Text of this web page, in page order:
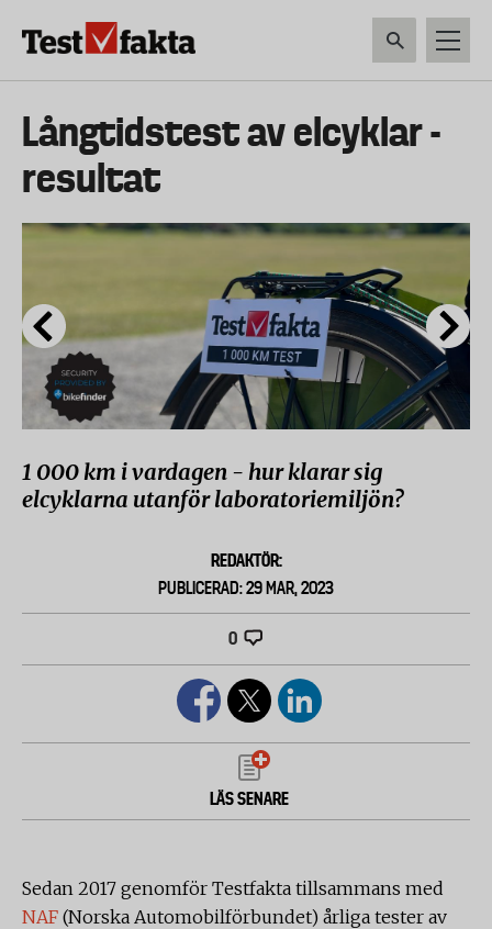
Huvudmeny
ny
HEM & HUSHÅLL
Långtidstest av elcyklar -
resultat
1 000 km i vardagen - hur klarar sig
elcyklarna utanför laboratoriemiljön?
REDAKTÖR:
PUBLICERAD: 29 MAR, 2023
0
LÄS SENARE
Sedan 2017 genomför Testfakta tillsammans med
NAF (Norska Automobilförbundet) årliga tester av